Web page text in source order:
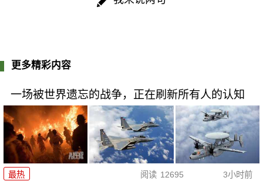
更多精彩内容
一场被世界遗忘的战争，正在刷新所有人的认知
最热 阅读 12695 3小时前